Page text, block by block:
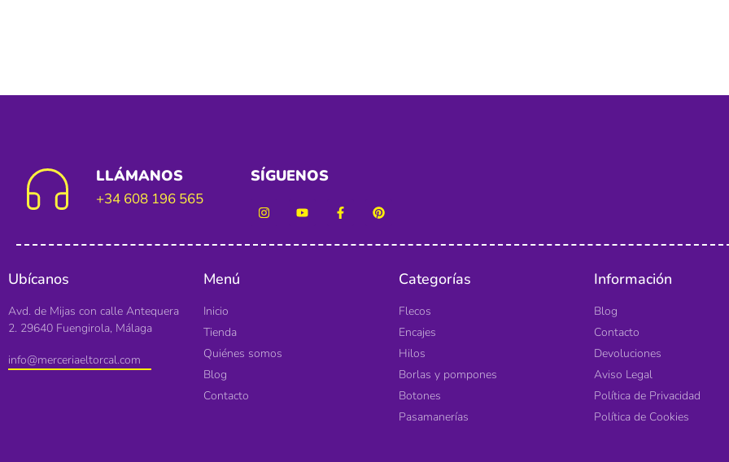
LLÁMANOS
+34 608 196 565
SÍGUENOS
Ubícanos
Avd. de Mijas con calle Antequera
2. 29640 Fuengirola, Málaga
info@merceriaeltorcal.com
Menú
Inicio
Tienda
Quiénes somos
Blog
Contacto
Categorías
Flecos
Encajes
Hilos
Borlas y pompones
Botones
Pasamanerías
Información
Blog
Contacto
Devoluciones
Aviso Legal
Política de Privacidad
Política de Cookies